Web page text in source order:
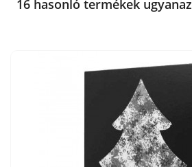
16 hasonló termékek